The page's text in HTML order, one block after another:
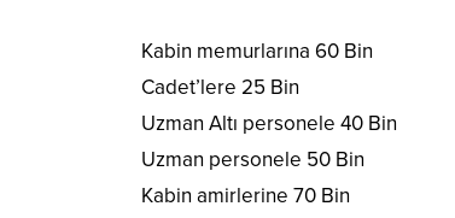
Kabin memurlarına 60 Bin
Cadet’lere 25 Bin
Uzman Altı personele 40 Bin
Uzman personele 50 Bin
Kabin amirlerine 70 Bin